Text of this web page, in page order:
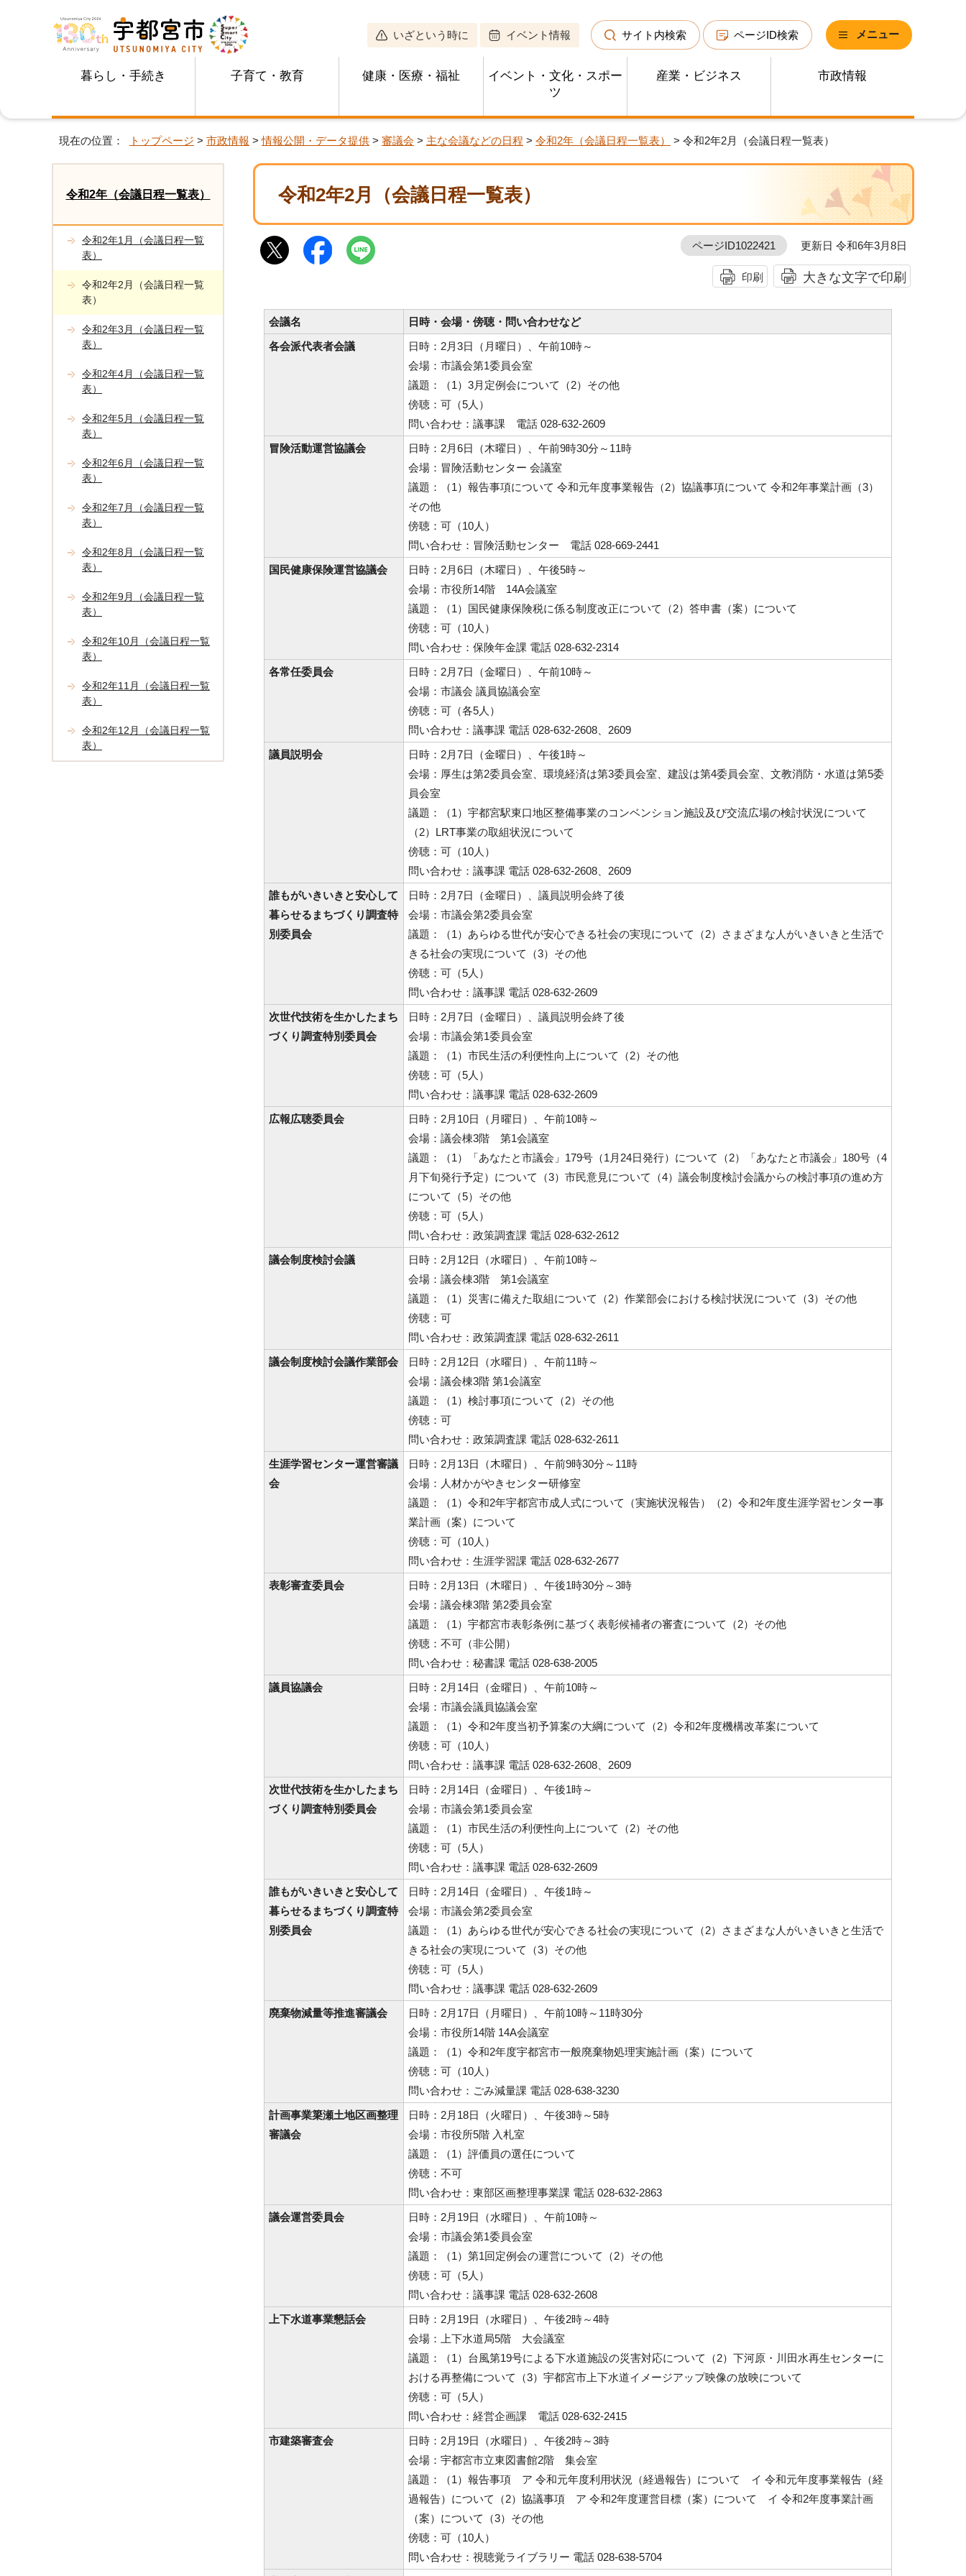
いざという時に イベント情報 サイト内検索 ページID検索 メニュー
暮らし・手続き 子育て・教育 健康・医療・福祉
イベント・文化・スポー
ツ
産業・ビジネス 市政情報
現在の位置： トップページ > 市政情報 >情報公開・データ提供 > 審議会 > 主な会議などの日程 > 令和2年（会議日程一覧表） > 令和2年2月（会議日程一覧表）
令和2年2月（会議日程一覧表）
ページID1022421 更新日 令和6年3月8日
印刷 大きな文字で印刷
会議名
日時・会場・傍聴・問い合わせなど
各会派代表者会議
日時：2月3日（月曜日）、午前10時～
会場：市議会第1委員会室
議題：（1）3月定例会について（2）その他
傍聴：可（5人）
問い合わせ：議事課 電話 028-632-2609
冒険活動運営協議会
日時：2月6日（木曜日）、午前9時30分～11時
会場：冒険活動センター 会議室
議題：（1）報告事項について 令和元年度事業報告（2）協議事項について 令和2年事業計画（3）
その他
傍聴：可（10人）
問い合わせ：冒険活動センター 電話 028-669-2441
国民健康保険運営協議会
日時：2月6日（木曜日）、午後5時～
会場：市役所14階 14A会議室
議題：（1）国民健康保険税に係る制度改正について（2）答申書（案）について
傍聴：可（10人）
問い合わせ：保険年金課 電話 028-632-2314
各常任委員会
日時：2月7日（金曜日）、午前10時～
会場：市議会 議員協議会室
傍聴：可（各5人）
問い合わせ：議事課 電話 028-632-2608、2609
議員説明会
日時：2月7日（金曜日）、午後1時～
会場：厚生は第2委員会室、環境経済は第3委員会室、建設は第4委員会室、文教消防・水道は第5委
員会室
議題：（1）宇都宮駅東口地区整備事業のコンベンション施設及び交流広場の検討状況について
（2）LRT事業の取組状況について
傍聴：可（10人）
問い合わせ：議事課 電話 028-632-2608、2609
誰もがいきいきと安心して
暮らせるまちづくり調査特
別委員会
日時：2月7日（金曜日）、議員説明会終了後
会場：市議会第2委員会室
議題：（1）あらゆる世代が安心できる社会の実現について（2）さまざまな人がいきいきと生活で
きる社会の実現について（3）その他
傍聴：可（5人）
問い合わせ：議事課 電話 028-632-2609
次世代技術を生かしたまち
づくり調査特別委員会
日時：2月7日（金曜日）、議員説明会終了後
会場：市議会第1委員会室
議題：（1）市民生活の利便性向上について（2）その他
傍聴：可（5人）
問い合わせ：議事課 電話 028-632-2609
広報広聴委員会
日時：2月10日（月曜日）、午前10時～
会場：議会棟3階 第1会議室
議題：（1）「あなたと市議会」179号（1月24日発行）について（2）「あなたと市議会」180号（4
月下旬発行予定）について（3）市民意見について（4）議会制度検討会議からの検討事項の進め方
について（5）その他
傍聴：可（5人）
問い合わせ：政策調査課 電話 028-632-2612
議会制度検討会議
日時：2月12日（水曜日）、午前10時～
会場：議会棟3階 第1会議室
議題：（1）災害に備えた取組について（2）作業部会における検討状況について（3）その他
傍聴：可
問い合わせ：政策調査課 電話 028-632-2611
議会制度検討会議作業部会
日時：2月12日（水曜日）、午前11時～
会場：議会棟3階 第1会議室
議題：（1）検討事項について（2）その他
傍聴：可
問い合わせ：政策調査課 電話 028-632-2611
生涯学習センター運営審議
会
日時：2月13日（木曜日）、午前9時30分～11時
会場：人材かがやきセンター研修室
議題：（1）令和2年宇都宮市成人式について（実施状況報告）（2）令和2年度生涯学習センター事
業計画（案）について
傍聴：可（10人）
問い合わせ：生涯学習課 電話 028-632-2677
表彰審査委員会
日時：2月13日（木曜日）、午後1時30分～3時
会場：議会棟3階 第2委員会室
議題：（1）宇都宮市表彰条例に基づく表彰候補者の審査について（2）その他
傍聴：不可（非公開）
問い合わせ：秘書課 電話 028-638-2005
議員協議会
日時：2月14日（金曜日）、午前10時～
会場：市議会議員協議会室
議題：（1）令和2年度当初予算案の大綱について（2）令和2年度機構改革案について
傍聴：可（10人）
問い合わせ：議事課 電話 028-632-2608、2609
次世代技術を生かしたまち
づくり調査特別委員会
日時：2月14日（金曜日）、午後1時～
会場：市議会第1委員会室
議題：（1）市民生活の利便性向上について（2）その他
傍聴：可（5人）
問い合わせ：議事課 電話 028-632-2609
誰もがいきいきと安心して
暮らせるまちづくり調査特
別委員会
日時：2月14日（金曜日）、午後1時～
会場：市議会第2委員会室
議題：（1）あらゆる世代が安心できる社会の実現について（2）さまざまな人がいきいきと生活で
きる社会の実現について（3）その他
傍聴：可（5人）
問い合わせ：議事課 電話 028-632-2609
廃棄物減量等推進審議会
日時：2月17日（月曜日）、午前10時～11時30分
会場：市役所14階 14A会議室
議題：（1）令和2年度宇都宮市一般廃棄物処理実施計画（案）について
傍聴：可（10人）
問い合わせ：ごみ減量課 電話 028-638-3230
計画事業簗瀬土地区画整理
審議会
日時：2月18日（火曜日）、午後3時～5時
会場：市役所5階 入札室
議題：（1）評価員の選任について
傍聴：不可
問い合わせ：東部区画整理事業課 電話 028-632-2863
議会運営委員会
日時：2月19日（水曜日）、午前10時～
会場：市議会第1委員会室
議題：（1）第1回定例会の運営について（2）その他
傍聴：可（5人）
問い合わせ：議事課 電話 028-632-2608
上下水道事業懇話会
日時：2月19日（水曜日）、午後2時～4時
会場：上下水道局5階 大会議室
議題：（1）台風第19号による下水道施設の災害対応について（2）下河原・川田水再生センターに
おける再整備について（3）宇都宮市上下水道イメージアップ映像の放映について
傍聴：可（5人）
問い合わせ：経営企画課 電話 028-632-2415
市建築審査会
日時：2月19日（水曜日）、午後2時～3時
会場：宇都宮市立東図書館2階 集会室
議題：（1）報告事項 ア 令和元年度利用状況（経過報告）について イ 令和元年度事業報告（経
過報告）について（2）協議事項 ア 令和2年度運営目標（案）について イ 令和2年度事業計画
（案）について（3）その他
傍聴：可（10人）
問い合わせ：視聴覚ライブラリー 電話 028-638-5704
令和2年（会議日程一覧表）
令和2年1月（会議日程一覧
表）
令和2年2月（会議日程一覧
表）
令和2年3月（会議日程一覧
表）
令和2年4月（会議日程一覧
表）
令和2年5月（会議日程一覧
表）
令和2年6月（会議日程一覧
表）
令和2年7月（会議日程一覧
表）
令和2年8月（会議日程一覧
表）
令和2年9月（会議日程一覧
表）
令和2年10月（会議日程一覧
表）
令和2年11月（会議日程一覧
表）
令和2年12月（会議日程一覧
表）